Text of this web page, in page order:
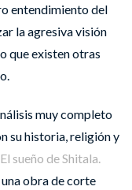
entendimiento del
la agresiva visión
que existen otras
muy completo
su historia, religión y
El sueño de Shitala.
obra de corte